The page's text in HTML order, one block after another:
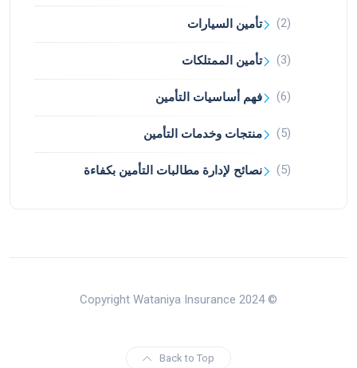
تأمين السيارات (2)
تأمين الممتلكات (3)
فهم أساسيات التأمين (6)
منتجات وخدمات التأمين (5)
نصائح لإدارة مطالبات التأمين بكفاءة (5)
© Copyright Wataniya Insurance 2024
Back to Top